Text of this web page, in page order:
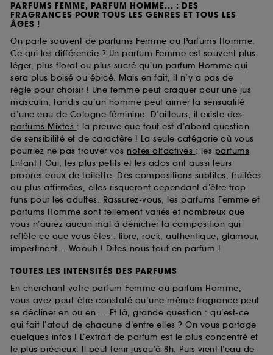
PARFUMS FEMME, PARFUM HOMME... : DES
FRAGRANCES POUR TOUS LES GENRES ET TOUS LES
ÂGES !
On parle souvent de parfums Femme ou Parfums Homme.
Ce qui les différencie ? Un parfum Femme est souvent plus
léger, plus floral ou plus sucré qu’un parfum Homme qui
sera plus boisé ou épicé. Mais en fait, il n’y a pas de
règle pour choisir ! Une femme peut craquer pour une jus
masculin, tandis qu’un homme peut aimer la sensualité
d’une eau de Cologne féminine. D’ailleurs, il existe des
parfums Mixtes : la preuve que tout est d’abord question
de sensibilité et de caractère ! La seule catégorie où vous
pourriez ne pas trouver vos notes olfactives : les parfums
Enfant ! Oui, les plus petits et les ados ont aussi leurs
propres eaux de toilette. Des compositions subtiles, fruitées
ou plus affirmées, elles risqueront cependant d’être trop
funs pour les adultes. Rassurez-vous, les parfums Femme et
parfums Homme sont tellement variés et nombreux que
vous n’aurez aucun mal à dénicher la composition qui
reflète ce que vous êtes : libre, rock, authentique, glamour,
impertinent... Waouh ! Dites-nous tout en parfum !
TOUTES LES INTENSITÉS DES PARFUMS
En cherchant votre parfum Femme ou parfum Homme,
vous avez peut-être constaté qu’une même fragrance peut
se décliner en ou en ... Et là, grande question : qu’est-ce
qui fait l’atout de chacune d’entre elles ? On vous partage
quelques infos ! L’extrait de parfum est le plus concentré et
le plus précieux. Il peut tenir jusqu’à 8h. Puis vient l’eau de